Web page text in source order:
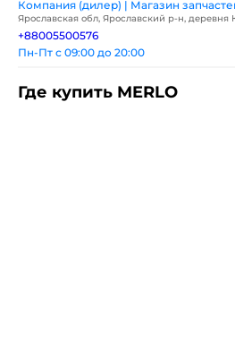
Компания (дилер) | Магазин
Ярославская обл, Ярославский р-н, деревня
с.о.), ул Промышленная, д 1, офис 201
+88005500576
Пн-Пт с 09:00 до 20:00
Где купить MERLO